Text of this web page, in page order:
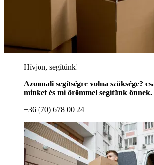
Hívjon, segítünk!
Azonnali segítségre volna szüksége?
minket és mi örömmel segítünk önnek.
+36 (70) 678 00 24